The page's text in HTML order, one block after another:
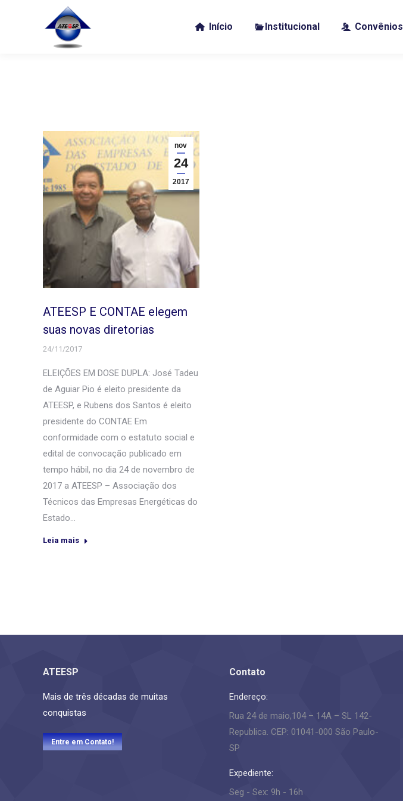
Início Institucional Convênios
nov
24
2017
ATEESP E CONTAE elegem
suas novas diretorias
24/11/2017
ELEIÇÕES EM DOSE DUPLA: José Tadeu
de Aguiar Pio é eleito presidente da
ATEESP, e Rubens dos Santos é eleito
presidente do CONTAE Em
conformidade com o estatuto social e
edital de convocação publicado em
tempo hábil, no dia 24 de novembro de
2017 a ATEESP – Associação dos
Técnicos das Empresas Energéticas do
Estado…
Leia mais
ATEESP
Mais de três décadas de muitas
conquistas
Entre em Contato!
Contato
Endereço:
Rua 24 de maio,104 – 14A – SL 142-
Republica. CEP: 01041-000 São Paulo-
SP
Expediente:
Seg - Sex: 9h - 16h